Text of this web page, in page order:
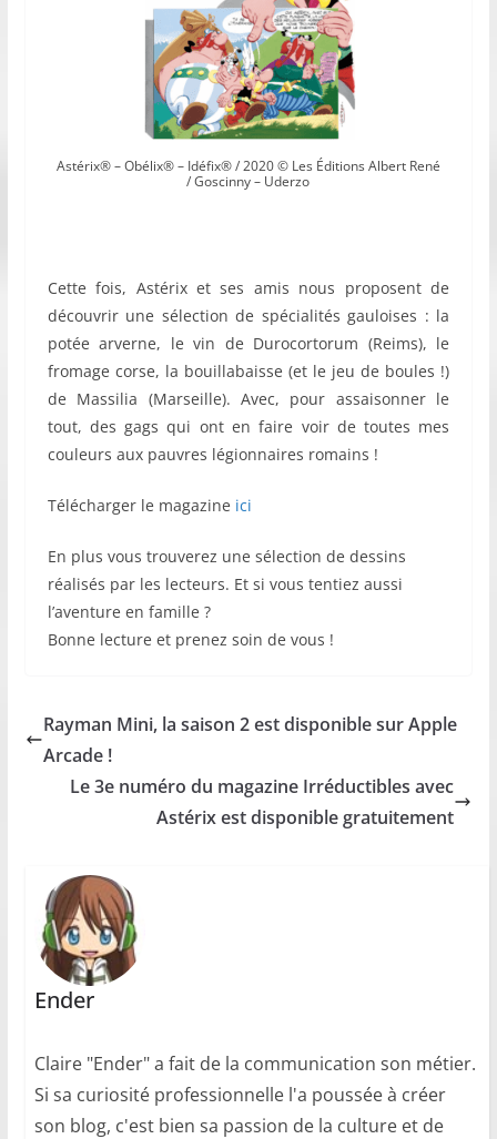
Astérix® – Obélix® – Idéfix® / 2020 © Les Éditions Albert René
/ Goscinny – Uderzo
Cette fois, Astérix et ses amis nous proposent de
découvrir une sélection de spécialités gauloises : la
potée arverne, le vin de Durocortorum (Reims), le
fromage corse, la bouillabaisse (et le jeu de boules !)
de Massilia (Marseille). Avec, pour assaisonner le
tout, des gags qui ont en faire voir de toutes mes
couleurs aux pauvres légionnaires romains !
Télécharger le magazine ici
En plus vous trouverez une sélection de dessins
réalisés par les lecteurs. Et si vous tentiez aussi
l’aventure en famille ?
Bonne lecture et prenez soin de vous !
Rayman Mini, la saison 2 est disponible sur Apple
Arcade !
Le 3e numéro du magazine Irréductibles avec
Astérix est disponible gratuitement
Ender
Claire "Ender" a fait de la communication son métier.
Si sa curiosité professionnelle l'a poussée à créer
son blog, c'est bien sa passion de la culture et de